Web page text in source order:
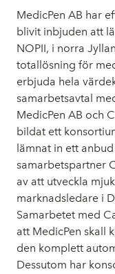
MedicPen AB har
blivit inbjuden att
NOPII, i norra
totallösning för
erbjuda hela
samarbetsavtal
MedicPen AB och
bildat ett
lämnat in ett
samarbetspartner
av att utveckla
marknadsledare i
Samarbetet med
att MedicPen skall
den komplett
Dessutom har